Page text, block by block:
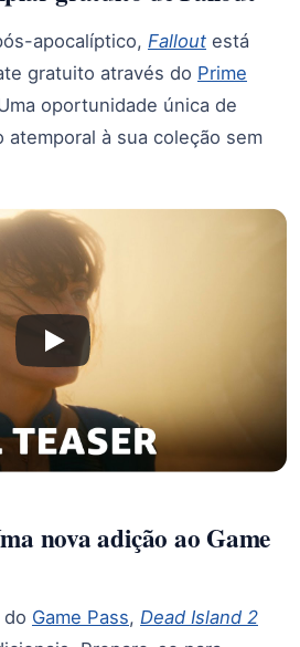
apocalíptico, Fallout está
gratuito através do Prime
oportunidade única de
atemporal à sua coleção sem
nova adição ao Game
do Game Pass, Dead Island 2